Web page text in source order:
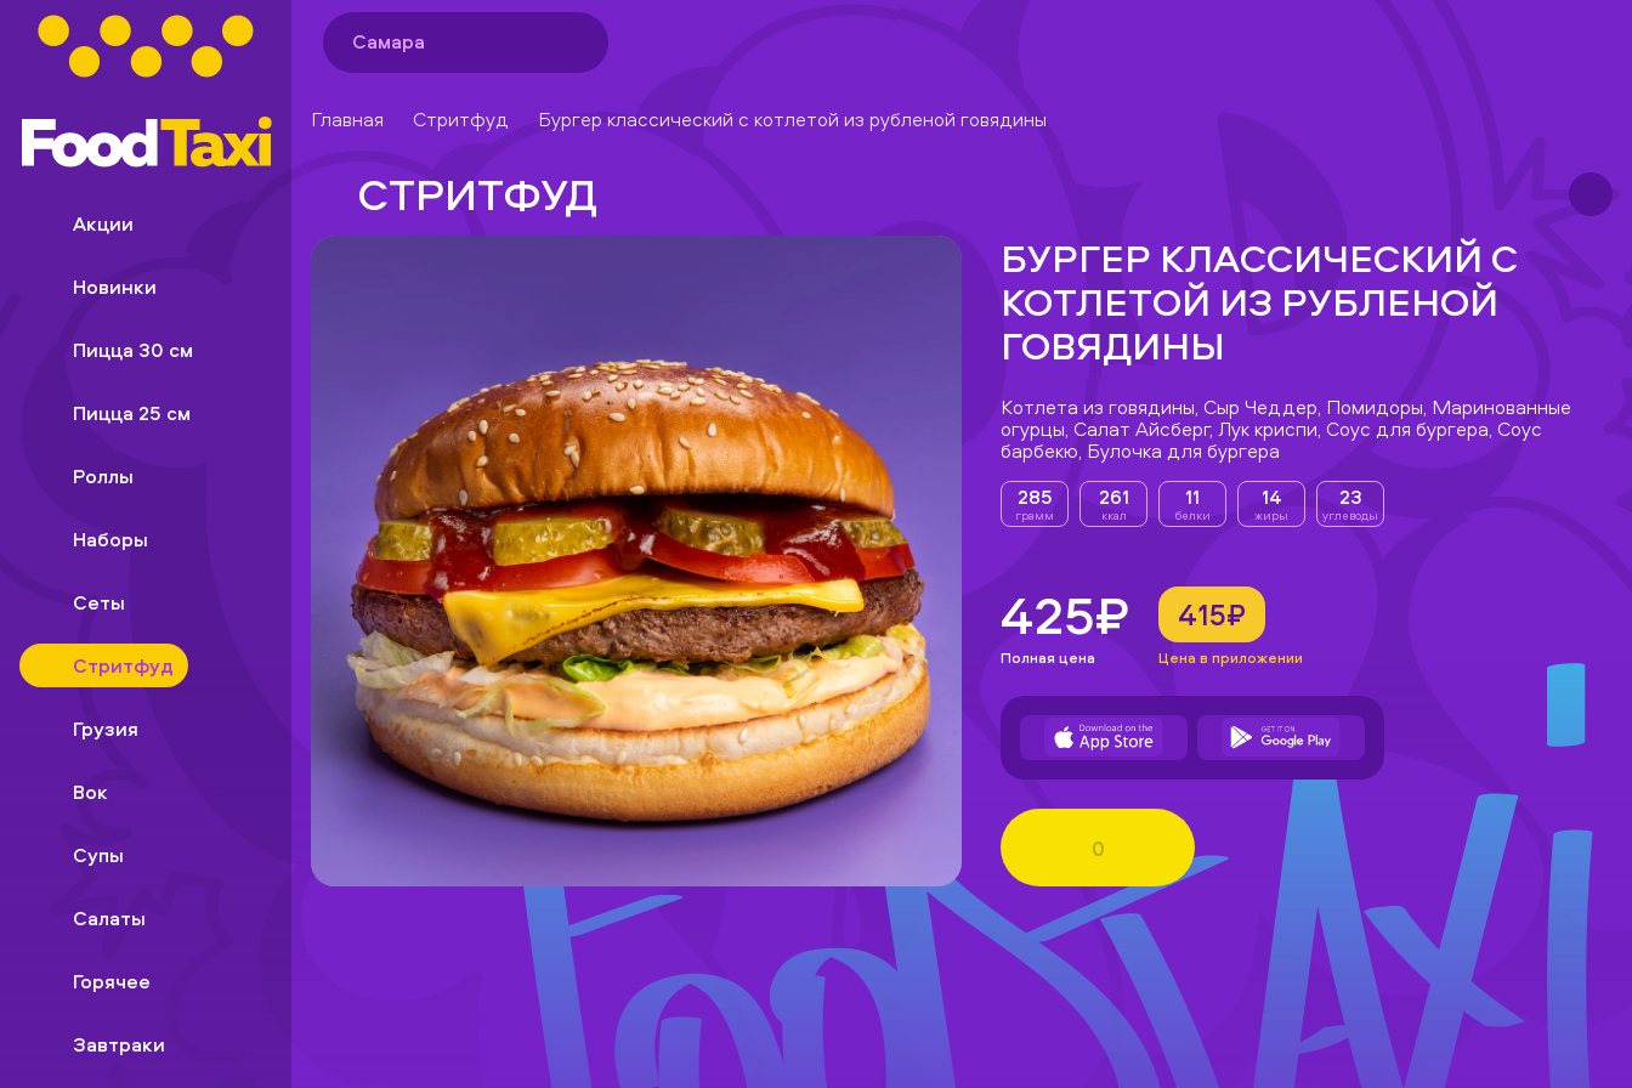
Самара
Акции
Новинки
Пицца 30 см
Пицца 25 см
Роллы
Наборы
Сеты
Стритфуд
Грузия
Вок
Супы
Салаты
Горячее
Завтраки
Главная Стритфуд Бургер классический с котлетой из рубленой говядины
СТРИТФУД
БУРГЕР КЛАССИЧЕСКИЙ С
КОТЛЕТОЙ ИЗ РУБЛЕНОЙ
ГОВЯДИНЫ
Котлета из говядины, Сыр Чеддер, Помидоры, Маринованные
огурцы, Салат Айсберг, Лук криспи, Соус для бургера, Соус
барбекю, Булочка для бургера
285
грамм
261
ккал
11
белки
14
жиры
23
углеводы
425₽
Полная цена
415₽
Цена в приложении
0